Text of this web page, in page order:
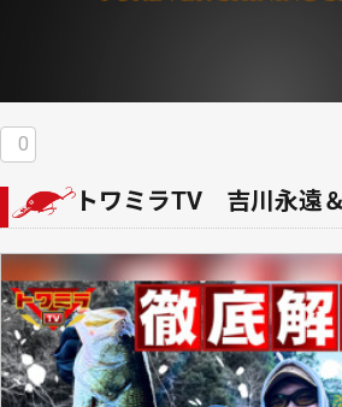
0
トワミラTV 吉川永遠